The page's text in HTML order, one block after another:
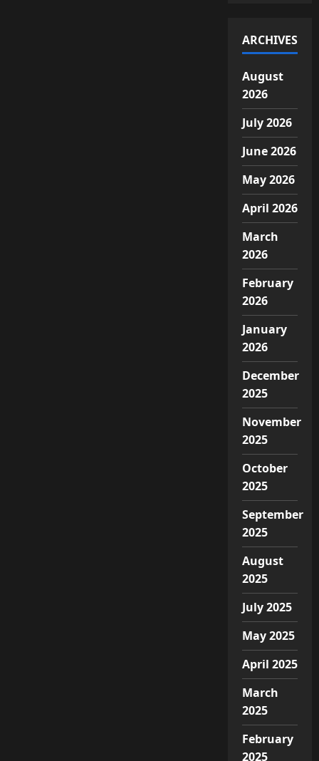
ARCHIVES
August
2026
July 2026
June 2026
May 2026
April 2026
March
2026
February
2026
January
2026
December
2025
November
2025
October
2025
September
2025
August
2025
July 2025
May 2025
April 2025
March
2025
February
2025